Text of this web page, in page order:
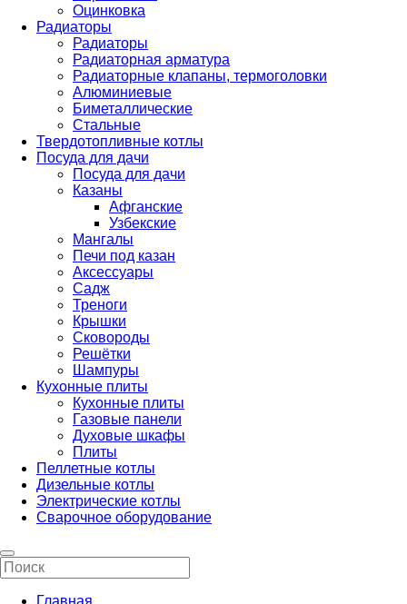
Оцинковка
Радиаторы
Радиаторы
Радиаторная арматура
Радиаторные клапаны, термоголовки
Алюминиевые
Биметаллические
Стальные
Твердотопливные котлы
Посуда для дачи
Посуда для дачи
Казаны
Афганские
Узбекские
Мангалы
Печи под казан
Аксессуары
Садж
Треноги
Крышки
Сковороды
Решётки
Шампуры
Кухонные плиты
Кухонные плиты
Газовые панели
Духовые шкафы
Плиты
Пеллетные котлы
Дизельные котлы
Электрические котлы
Сварочное оборудование